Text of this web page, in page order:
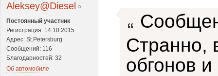
Aleksey@Diesel
Постоянный участник
Регистрация: 14.10.2015
Адрес: St.Petersburg
Сообщений: 116
Благодарностей: 32
Об автомобиле
Странно,
обгонов и